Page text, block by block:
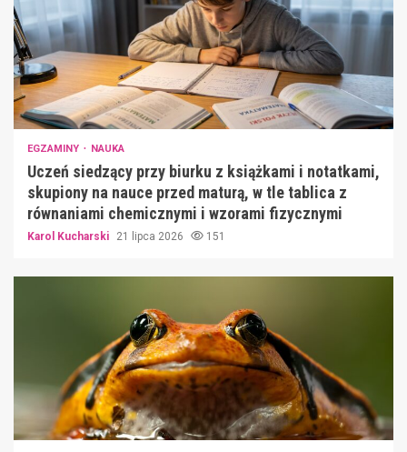
EGZAMINY NAUKA
Uczeń siedzący przy biurku z książkami i notatkami,
skupiony na nauce przed maturą, w tle tablica z
równaniami chemicznymi i wzorami fizycznymi
Karol Kucharski 21 lipca 2026 151